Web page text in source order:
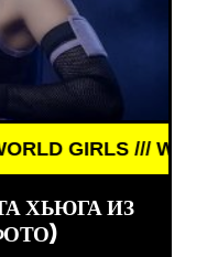
GIRLS /// WORLD
ХЬЮГА ИЗ